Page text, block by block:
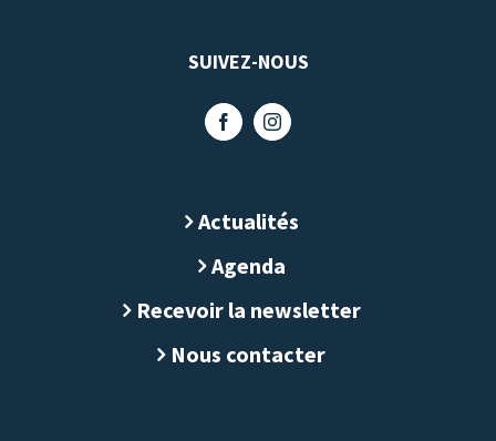
SUIVEZ-NOUS
Actualités
Agenda
Recevoir la newsletter
Nous contacter